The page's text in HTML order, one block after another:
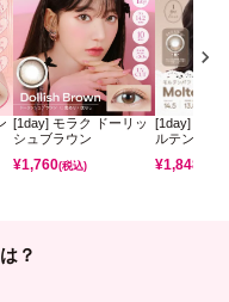
[1day] モラク ドーリッ
シュブラウン
¥1,760(税込)
[1day] コフ
ルテンパフ
¥1,848
？